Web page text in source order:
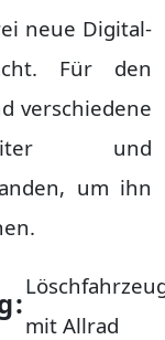
neue Digital-
Für den
verschiedene
und
um ihn
:
mit Allrad